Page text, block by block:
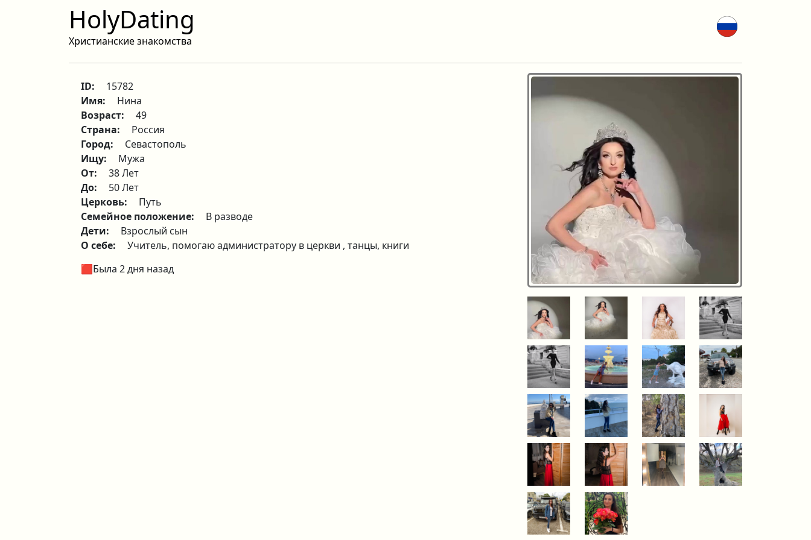
HolyDating
Христианские знакомства
ID:
15782
Имя:
Нина
Возраст:
49
Страна:
Россия
Город:
Севастополь
Ищу:
Мужа
От:
38 Лет
До:
50 Лет
Церковь:
Путь
Семейное положение:
В разводе
Дети:
Взрослый сын
О себе:
Учитель, помогаю администратору в церкви , танцы, книги
🟥Была 2 дня назад